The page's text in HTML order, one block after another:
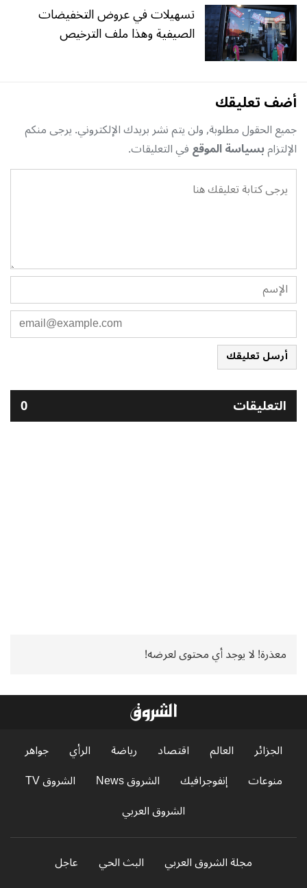
تسهيلات في عروض التخفيضات
الصيفية وهذا ملف الترخيص
أضف تعليقك
جميع الحقول مطلوبة, ولن يتم نشر بريدك الإلكتروني. يرجى منكم
الإلتزامبسياسة الموقعفي التعليقات.
أرسل تعليقك
التعليقات 0
معذرة! لا يوجد أي محتوى لعرضه!
الجزائر العالم اقتصاد رياضة الرأي
جواهر
منوعات
إنفوجرافيك الشروق News
الشروق TV
الشروق العربي
مجلة الشروق العربي البث الحي
عاجل